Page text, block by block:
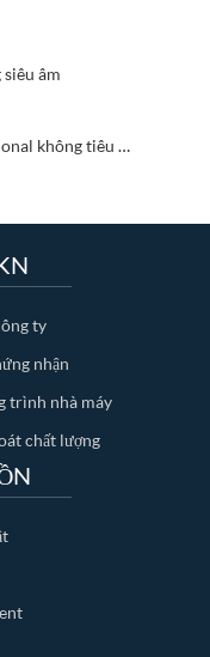
siêu âm
The 14th China (Thượng Hải) International không tiêu diệt thử thách
ty
nhận
trình nhà máy
chất lượng